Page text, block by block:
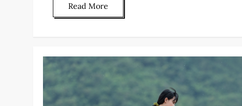
Read More